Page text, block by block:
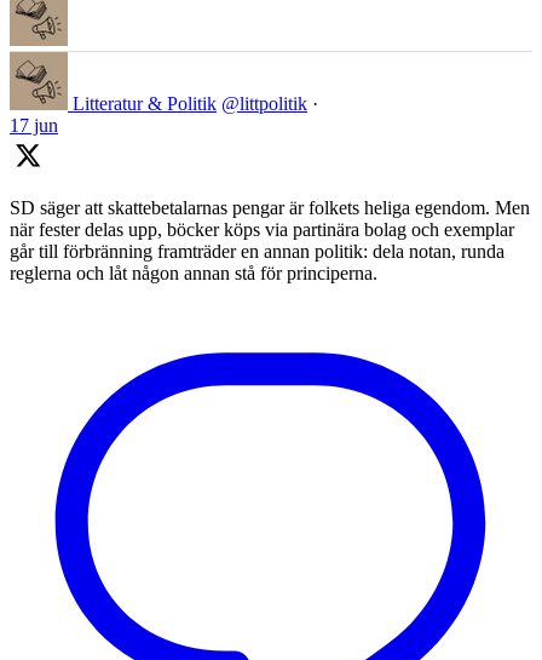
Litteratur & Politik @littpolitik ·
17 jun
SD säger att skattebetalarnas pengar är folkets heliga egendom. Men
när fester delas upp, böcker köps via partinära bolag och exemplar
går till förbränning framträder en annan politik: dela notan, runda
reglerna och låt någon annan stå för principerna.